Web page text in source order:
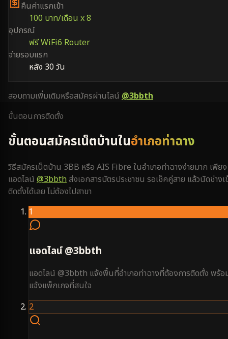
คืนค่าแรกเข้า
100 บาท/เดือน x 8
อุปกรณ์
ฟรี WiFi6 Router
จ่ายรอบแรก
หลัง 30 วัน
สอบถามเพิ่มเติมหรือสมัครผ่านไลน์ @3bbth
ขั้นตอนการติดตั้ง
ขั้นตอนสมัครเน็ตบ้านในอำเภอท่าฉาง
วิธีสมัครเน็ตบ้าน 3BB หรือ AIS Fibre ในอำเภอท่าฉางง่ายมาก เพียง
แอดไลน์ @3bbthส่งเอกสารบัตรประชาชน รอเช็คคู่สาย แล้วนัดช่างเ
ติดตั้งได้เลย ไม่ต้องไปสาขา
1
แอดไลน์ @3bbth
แอดไลน์ @3bbth แจ้งพื้นที่อำเภอท่าฉางที่ต้องการติดตั้ง พร้อ
แจ้งแพ็กเกจที่สนใจ
2